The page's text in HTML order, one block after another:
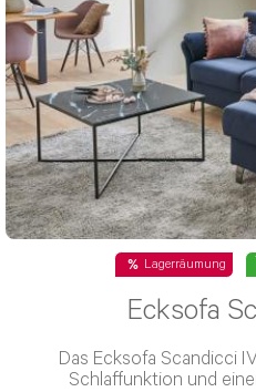
Lagerräumung
Ecksofa
Das Ecksofa Scandicci
Schlaffunktion und